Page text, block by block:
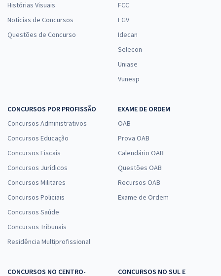
Histórias Visuais
Notícias de Concursos
Questões de Concurso
FCC
FGV
Idecan
Selecon
Uniase
Vunesp
CONCURSOS POR PROFISSÃO
Concursos Administrativos
Concursos Educação
Concursos Fiscais
Concursos Jurídicos
Concursos Militares
Concursos Policiais
Concursos Saúde
Concursos Tribunais
Residência Multiprofissional
EXAME DE ORDEM
OAB
Prova OAB
Calendário OAB
Questões OAB
Recursos OAB
Exame de Ordem
CONCURSOS NO CENTRO-
CONCURSOS NO SUL E